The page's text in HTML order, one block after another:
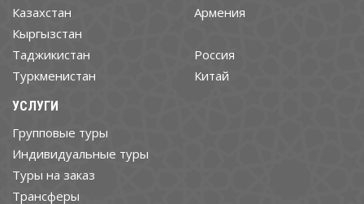
Казахстан
Кыргызстан
Таджикистан
Туркменистан
Армения
Россия
Китай
УСЛУГИ
Групповые туры
Индивидуальные туры
Туры на заказ
Трансферы